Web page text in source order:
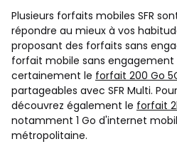
Plusieurs forfaits mobiles SFR
répondre au mieux à vos
proposant des forfaits sans
forfait mobile sans engagement
certainement le forfait 200 Go
partageables avec SFR Multi.
découvrez également le forfait
notamment 1 Go d'internet
métropolitaine.